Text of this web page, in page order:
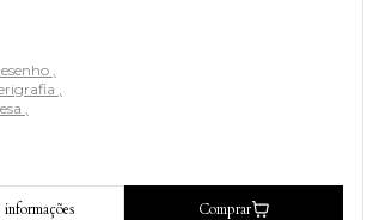
informações Comprar